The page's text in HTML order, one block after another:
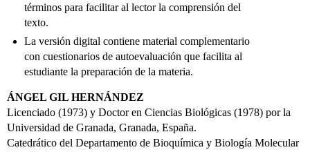
términos para facilitar al lector la comprensión del
texto.
La versión digital contiene material complementario
con cuestionarios de autoevaluación que facilita al
estudiante la preparación de la materia.
ÁNGEL GIL HERNÁNDEZ
Licenciado (1973) y Doctor en Ciencias Biológicas (1978) por la
Universidad de Granada, Granada, España.
Catedrático del Departamento de Bioquímica y Biología Molecular